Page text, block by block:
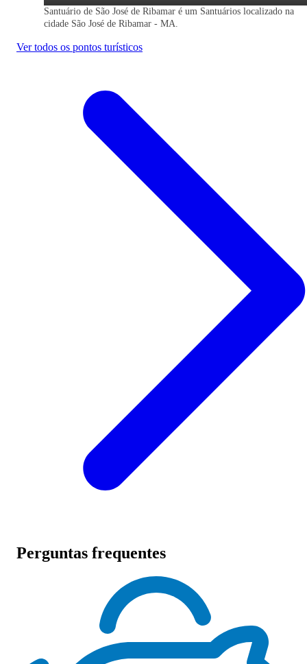
Santuário de São José de Ribamar é um Santuários localizado na
cidade São José de Ribamar - MA.
Ver todos os pontos turísticos
Perguntas frequentes